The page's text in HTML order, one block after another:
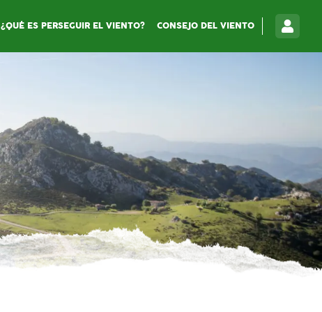
¿QUÉ ES PERSEGUIR EL VIENTO? CONSEJO DEL VIENTO